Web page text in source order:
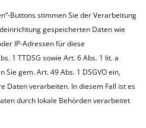
Wilhelmshaven
Buttons stimmen Sie der Verarbeitung
gespeicherten Daten wie
IP-Adressen für diese
1 TTDSG sowie Art. 6 Abs. 1 lit. a
Sie gem. Art. 49 Abs. 1 DSGVO ein,
Daten verarbeiten. In diesem Fall ist es
durch lokale Behörden verarbeitet